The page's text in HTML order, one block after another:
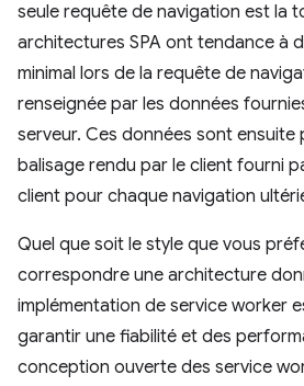
seule requête de navigation est la
architectures SPA ont tendance à
minimal lors de la requête de
renseignée par les données
serveur. Ces données sont ensuite
balisage rendu par le client fourni
client pour chaque navigation
Quel que soit le style que vous
correspondre une architecture
implémentation de service worker
garantir une fiabilité et des
conception ouverte des service